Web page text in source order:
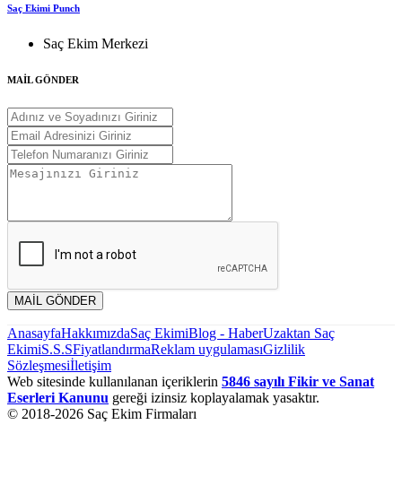
Saç Ekimi Punch
Saç Ekim Merkezi
MAİL GÖNDER
MAİL GÖNDER
AnasayfaHakkımızdaSaç EkimiBlog - HaberUzaktan Saç
EkimiS.S.SFiyatlandırmaReklam uygulamasıGizlilik
Sözleşmesiİletişim
Web sitesinde kullanılanan içeriklerin 5846 sayılı Fikir ve Sanat
Eserleri Kanunu gereği izinsiz koplayalamak yasaktır.
© 2018-2026 Saç Ekim Firmaları